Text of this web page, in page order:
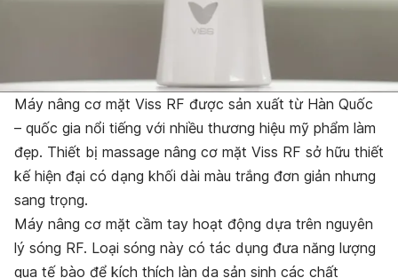
Máy nâng cơ mặt Viss RF được sản xuất từ Hàn Quốc
– quốc gia nổi tiếng với nhiều thương hiệu mỹ phẩm làm
đẹp. Thiết bị massage nâng cơ mặt Viss RF sở hữu thiết
kế hiện đại có dạng khối dài màu trắng đơn giản nhưng
sang trọng.
Máy nâng cơ mặt cầm tay hoạt động dựa trên nguyên
lý sóng RF. Loại sóng này có tác dụng đưa năng lượng
qua tế bào để kích thích làn da sản sinh các chất